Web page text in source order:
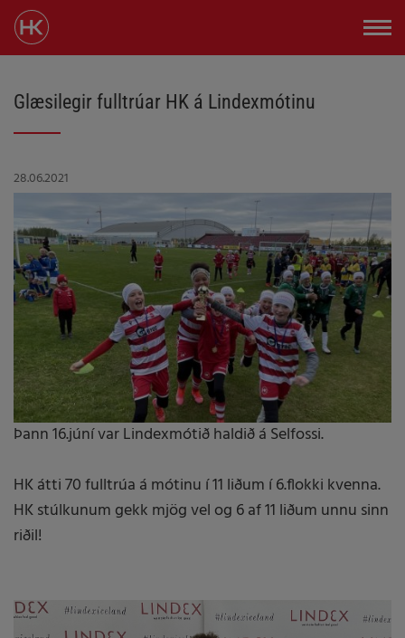
Glæsilegir fulltrúar HK á Lindexmótinu
28.06.2021
Þann 16.júní var Lindexmótið haldið á Selfossi.
HK átti 70 fulltrúa á mótinu í 11 liðum í 6.flokki kvenna.
HK stúlkunum gekk mjög vel og 6 af 11 liðum unnu sinn
riðil!